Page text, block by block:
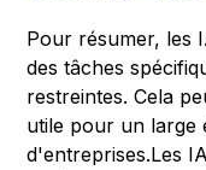
Pour résumer, les
des tâches
restreintes. Cela
utile pour un large
d'entreprises.Les